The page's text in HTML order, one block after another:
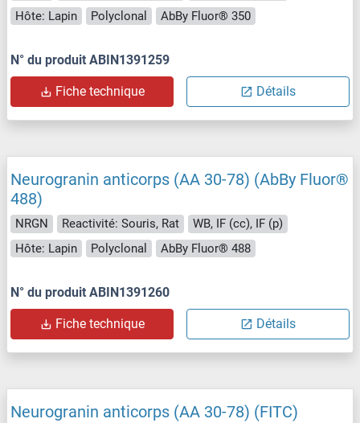
Hôte: Lapin
Polyclonal AbBy Fluor® 350
N° du produit ABIN1391259
Fiche technique Détails
Neurogranin anticorps (AA 30-78) (AbBy Fluor®
488)
NRGN Reactivité: Souris, Rat
WB, IF (cc), IF (p)
Hôte: Lapin
Polyclonal AbBy Fluor® 488
N° du produit ABIN1391260
Fiche technique Détails
Neurogranin anticorps (AA 30-78) (FITC)